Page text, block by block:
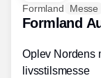
Formland Messe
Formland
Oplev Nordens
livsstilsmesse